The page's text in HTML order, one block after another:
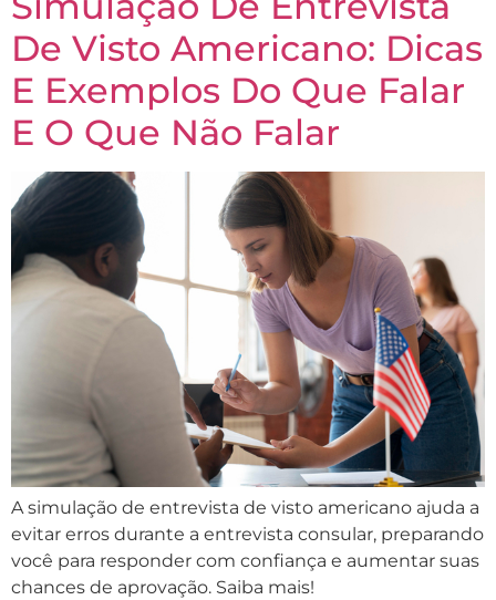
De Visto Americano​: Dicas
E Exemplos Do Que Falar
E O Que Não Falar
A simulação de entrevista de visto americano ajuda a
evitar erros durante a entrevista consular, preparando
você para responder com confiança e aumentar suas
chances de aprovação. Saiba mais!